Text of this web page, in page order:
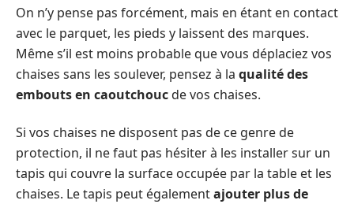
On n’y pense pas forcément, mais en étant en contact
avec le parquet, les pieds y laissent des marques.
Même s’il est moins probable que vous déplaciez vos
chaises sans les soulever, pensez à la qualité des
embouts en caoutchoucde vos chaises.
Si vos chaises ne disposent pas de ce genre de
protection, il ne faut pas hésiter à les installer sur un
tapis qui couvre la surface occupée par la table et les
chaises. Le tapis peut égalementajouter plus de